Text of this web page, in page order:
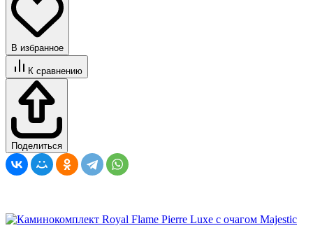
В избранное
К сравнению
Поделиться